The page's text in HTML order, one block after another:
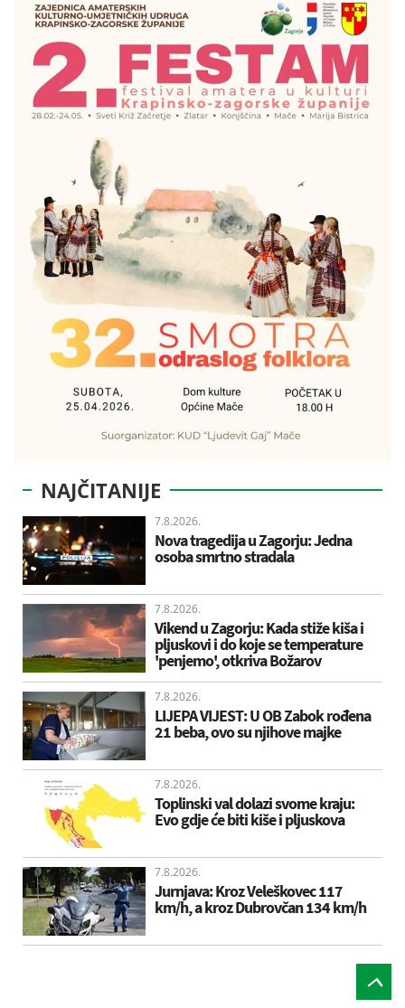
NAJČITANIJE
7.8.2026.
Nova tragedija u Zagorju: Jedna
osoba smrtno stradala
7.8.2026.
Vikend u Zagorju: Kada stiže kiša i
pljuskovi i do koje se temperature
'penjemo', otkriva Božarov
7.8.2026.
LIJEPA VIJEST: U OB Zabok rođena
21 beba, ovo su njihove majke
7.8.2026.
Toplinski val dolazi svome kraju:
Evo gdje će biti kiše i pljuskova
7.8.2026.
Jurnjava: Kroz Veleškovec 117
km/h, a kroz Dubrovčan 134 km/h